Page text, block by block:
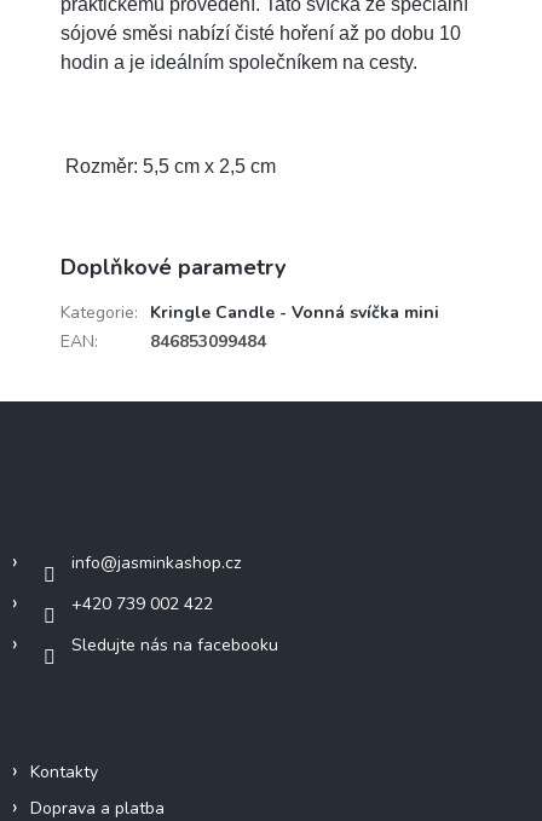
sójové směsi nabízí čisté hoření až po dobu 10
hodin a je ideálním společníkem na cesty.
Rozměr: 5,5 cm x 2,5 cm
Doplňkové parametry
Kategorie:
Kringle Candle - Vonná svíčka mini
EAN: 846853099484
info@jasminkashop.cz
+420 739 002 422
Sledujte nás na facebooku
Kontakty
Doprava a platba